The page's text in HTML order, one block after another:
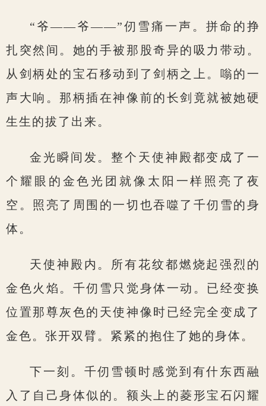
“爷——爷——”仞雪痛一声。拼命的挣
扎突然间。她的手被那股奇异的吸力带动。
从剑柄处的宝石移动到了剑柄之上。嗡的一
声大响。那柄插在神像前的长剑竟就被她硬
生生的拔了出来。
金光瞬间发。整个天使神殿都变成了一
个耀眼的金色光团就像太阳一样照亮了夜
空。照亮了周围的一切也吞噬了千仞雪的身
体。
天使神殿内。所有花纹都燃烧起强烈的
金色火焰。千仞雪只觉身体一动。已经变换
位置那尊灰色的天使神像时已经完全变成了
金色。张开双臂。紧紧的抱住了她的身体。
下一刻。千仞雪顿时感觉到有什东西融
入了自己身体似的。额头上的菱形宝石闪耀